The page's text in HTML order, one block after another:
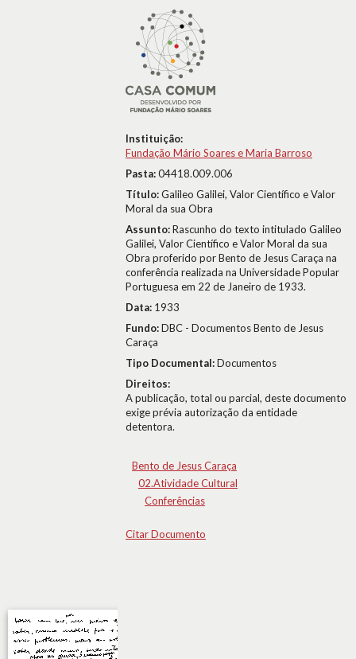
Instituição:
Fundação Mário Soares e Maria Barroso
Pasta:04418.009.006
Título:Galileo Galilei, Valor Científico e Valor
Moral da sua Obra
Assunto:Rascunho do texto intitulado Galileo
Galilei, Valor Científico e Valor Moral da sua
Obra proferido por Bento de Jesus Caraça na
conferência realizada na Universidade Popular
Portuguesa em 22 de Janeiro de 1933.
Data: 1933
Fundo:DBC - Documentos Bento de Jesus
Caraça
Tipo Documental:Documentos
Direitos:
A publicação, total ou parcial, deste documento
exige prévia autorização da entidade
detentora.
Bento de Jesus Caraça
02.Atividade Cultural
Conferências
Citar Documento